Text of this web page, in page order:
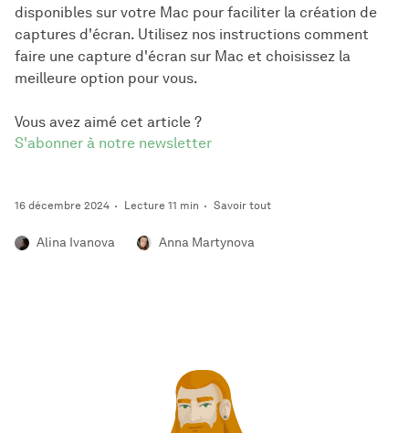
disponibles sur votre Mac pour faciliter la création de
captures d'écran. Utilisez nos instructions comment
faire une capture d'écran sur Mac et choisissez la
meilleure option pour vous.
Vous avez aimé cet article ?
S'abonner à notre newsletter
16 décembre 2024 Lecture 11 min Savoir tout
Alina Ivanova Anna Martynova